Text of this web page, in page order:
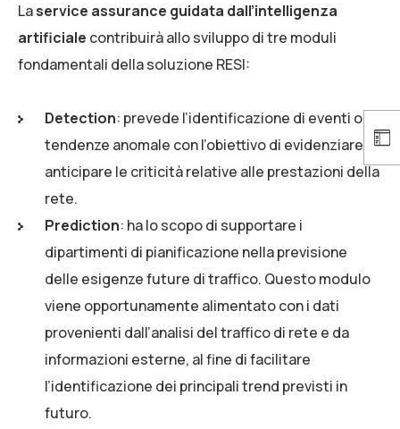
Laservice assurance guidata dall’intelligenza
artificiale contribuirà allo sviluppo di tre moduli
fondamentali della soluzione RESI:
Detection: prevede l’identificazione di eventi o
tendenze anomale con l’obiettivo di evidenziare o
anticipare le criticità relative alle prestazioni della
rete.
Prediction: ha lo scopo di supportare i
dipartimenti di pianificazione nella previsione
delle esigenze future di traffico. Questo modulo
viene opportunamente alimentato con i dati
provenienti dall’analisi del traffico di rete e da
informazioni esterne, al fine di facilitare
l’identificazione dei principali trend previsti in
futuro.